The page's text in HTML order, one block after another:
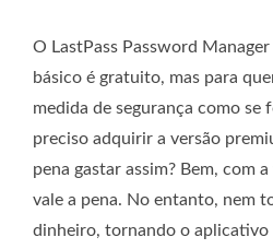
O LastPass Password
básico é gratuito, mas para
medida de segurança como se
preciso adquirir a versão
pena gastar assim? Bem, com
vale a pena. No entanto, nem
dinheiro, tornando o aplicativo